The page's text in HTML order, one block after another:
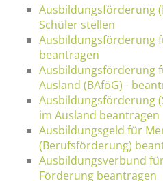
Ausbildungsförderung
Schüler stellen
Ausbildungsförderung
beantragen
Ausbildungsförderung
Ausland (BAföG) -
Ausbildungsförderung
im Ausland beantragen
Ausbildungsgeld für
(Berufsförderung)
Ausbildungsverbund
Förderung beantragen